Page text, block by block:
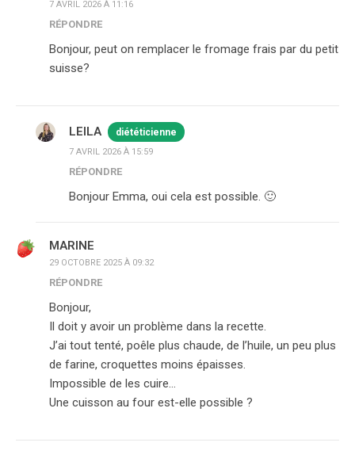
7 AVRIL 2026 À 11:16
RÉPONDRE
Bonjour, peut on remplacer le fromage frais par du petit
suisse?
LEILA diététicienne
7 AVRIL 2026 À 15:59
RÉPONDRE
Bonjour Emma, oui cela est possible. 🙂
MARINE
29 OCTOBRE 2025 À 09:32
RÉPONDRE
Bonjour,
Il doit y avoir un problème dans la recette.
J’ai tout tenté, poêle plus chaude, de l’huile, un peu plus
de farine, croquettes moins épaisses.
Impossible de les cuire…
Une cuisson au four est-elle possible ?